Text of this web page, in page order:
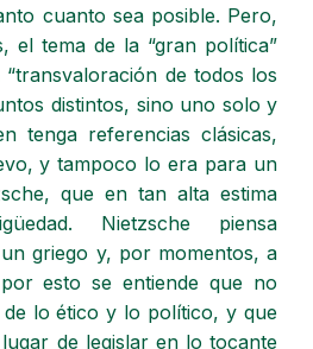
cuanto sea posible. Pero,
el tema de la “gran política”
de todos los
distintos, sino uno solo y
tenga referencias clásicas,
y tampoco lo era para un
que en tan alta estima
Nietzsche piensa
griego y, por momentos, a
esto se entiende que no
de lo ético y lo político, y que
de legislar en lo tocante